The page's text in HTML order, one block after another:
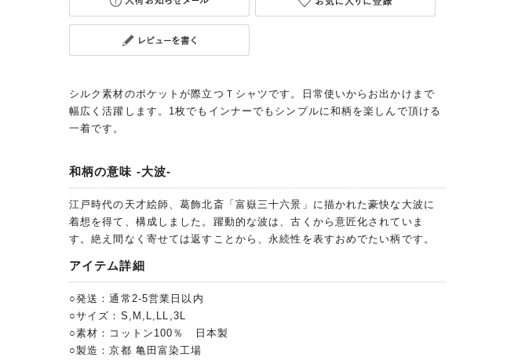
シルク素材のポケットが際立つＴシャツです。日常使いからお出かけまで
幅広く活躍します。1枚でもインナーでもシンプルに和柄を楽しんで頂ける
一着です。
和柄の意味 -大波-
江戸時代の天才絵師、葛飾北斎「富嶽三十六景」に描かれた豪快な大波に
着想を得て、構成しました。躍動的な波は、古くから意匠化されていま
す。絶え間なく寄せては返すことから、永続性を表すおめでたい柄です。
アイテム詳細
○発送：通常2-5営業日以内
○サイズ：S,M,L,LL,3L
○素材：コットン100％ 日本製
○製造：京都 亀田富染工場